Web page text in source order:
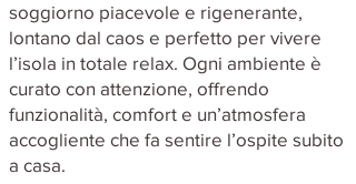
soggiorno piacevole e rigenerante,
lontano dal caos e perfetto per vivere
l’isola in totale relax. Ogni ambiente è
curato con attenzione, offrendo
funzionalità, comfort e un’atmosfera
accogliente che fa sentire l’ospite subito
a casa.